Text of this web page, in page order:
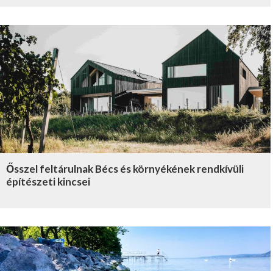
Ősszel feltárulnak Bécs és környékének rendkívüli
építészeti kincsei